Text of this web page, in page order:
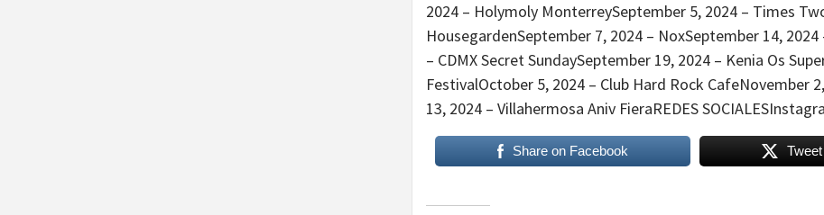
2024 – Holymoly MonterreySeptember 5, 2024 – Times
HousegardenSeptember 7, 2024 – NoxSeptember 14,
– CDMX Secret SundaySeptember 19, 2024 – Kenia Os
FestivalOctober 5, 2024 – Club Hard Rock CafeNovember
13, 2024 – Villahermosa Aniv FieraREDES
Share on Facebook Tweet